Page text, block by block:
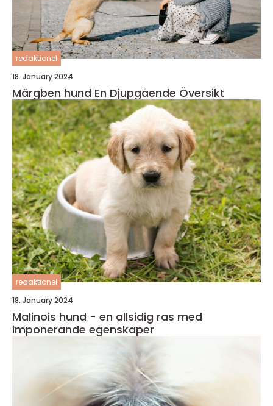
redaktionel
18. January 2024
Märgben hund En Djupgående Översikt
redaktionel
18. January 2024
Malinois hund - en allsidig ras med
imponerande egenskaper